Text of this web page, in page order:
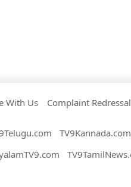
With Us Complaint Redressal
TV9Kannada.com